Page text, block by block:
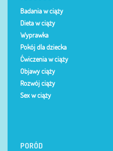
Badania w ciąży
Dieta w ciąży
Wyprawka
Pokój dla dziecka
Ćwiczenia w ciąży
Objawy ciąży
Rozwój ciąży
Sex w ciąży
PORÓD